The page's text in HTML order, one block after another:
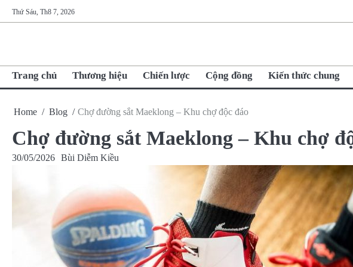
to
Thứ Sáu, Th8 7, 2026
Trang chủ Thương hiệu Chiến lược Cộng đồng Kiến thức chung
Home Blog Chợ đường sắt Maeklong – Khu chợ độc đáo
Chợ đường sắt Maeklong – Khu chợ
30/05/2026 Bùi Diễm Kiều